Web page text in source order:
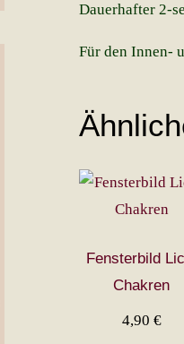
Dauerhafter 2-
Für den Innen-
Fensterbild
Chakren
4,90 €